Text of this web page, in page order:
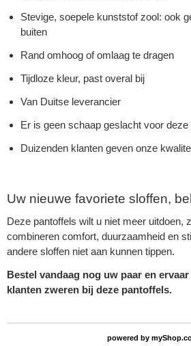
Stevige, soepele kunststof zool: ook
buiten
Rand omhoog of omlaag te dragen
Tijdloze kleur, past overal bij
Van Duitse leverancier
Er is geen schaap geslacht voor deze
Duizenden klanten geven onze
Uw nieuwe favoriete sloffen,
Deze pantoffels wilt u niet meer uitdoen,
combineren comfort, duurzaamheid en
andere sloffen niet aan kunnen tippen.
Bestel vandaag nog uw paar en
klanten zweren bij deze pantoffels.
powered by